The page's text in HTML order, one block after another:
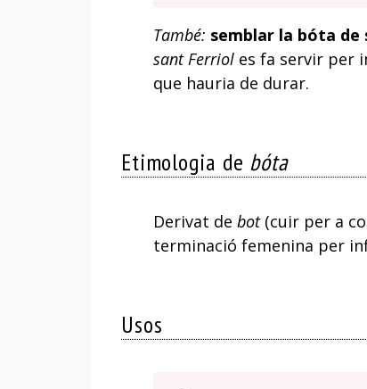
També: semblar la bóta de
sant Ferrioles fa servir per
que hauria de durar.
Etimologia de bóta
Derivat de bot(cuir per a
terminació femenina per
Usos